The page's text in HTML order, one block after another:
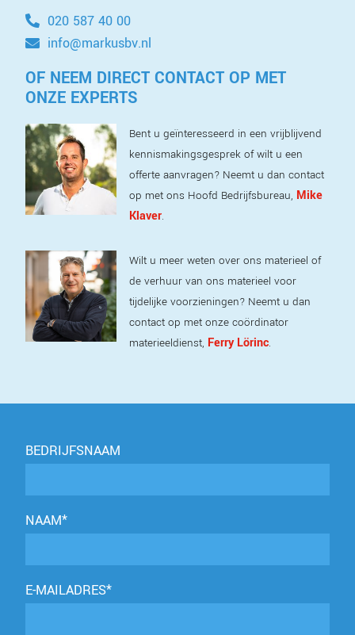
020 587 40 00
info@markusbv.nl
OF NEEM DIRECT CONTACT OP MET
ONZE EXPERTS
Bent u geïnteresseerd in een vrijblijvend
kennismakingsgesprek of wilt u een
offerte aanvragen? Neemt u dan contact
op met ons Hoofd Bedrijfsbureau, Mike
Klaver.
Wilt u meer weten over ons materieel of
de verhuur van ons materieel voor
tijdelijke voorzieningen? Neemt u dan
contact op met onze coördinator
materieeldienst, Ferry Lörinc.
BEDRIJFSNAAM
NAAM*
E-MAILADRES*